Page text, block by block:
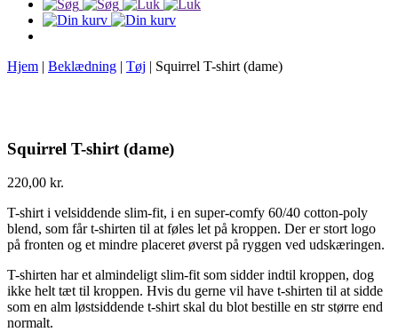
Hjem | Beklædning | Tøj | Squirrel T-shirt (dame)
Squirrel T-shirt (dame)
220,00 kr.
T-shirt i velsiddende slim-fit, i en super-comfy 60/40 cotton-poly
blend, som får t-shirten til at føles let på kroppen. Der er stort logo
på fronten og et mindre placeret øverst på ryggen ved udskæringen.
T-shirten har et almindeligt slim-fit som sidder indtil kroppen, dog
ikke helt tæt til kroppen. Hvis du gerne vil have t-shirten til at sidde
som en alm løstsiddende t-shirt skal du blot bestille en str større end
normalt.